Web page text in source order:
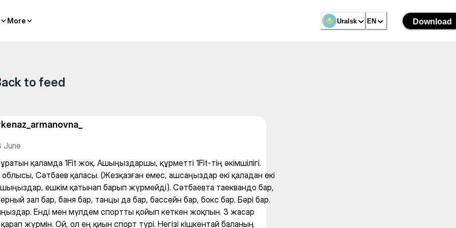
More Uralsk EN Download
More Uralsk EN Download
Ашыңыздаршы, құрметті 1Fit-тің әкімшілігі. Ұлыта
to feed
June
қаламда 1Fit жоқ. Ашыңыздаршы, құрметті 1Fit-тің әкімшілігі.
Сәтбаев қаласы. (Жезқазған емес, ашсаңыздар екі қаладан екі
ешкім қатынап барып жүрмейді). Сәтбаевта таеквандо бар,
зал бар, баня бар, танцы да бар, бассейн бар, бокс бар. Бәрі бар.
Енді мен мүлдем спортты қойып кеткен жоқпын. 3 жасар
жүрмін. Ой, ол ең қиын спорт түрі. Негізі кішкентай баланың